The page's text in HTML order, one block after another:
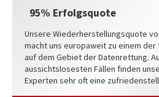
95% Erfolgsquote
Unsere Wiederherstellungsquote
macht uns europaweit zu einem
auf dem Gebiet der Datenrettung.
aussichtslosesten Fällen finden
Experten sehr oft eine